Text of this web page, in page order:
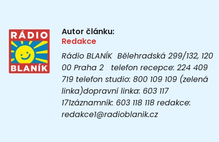
Autor článku:
Redakce
Rádio BLANÍK Bělehradská 299/132, 120
00 Praha 2 telefon recepce: 224 409
719 telefon studio: 800 109 109 (zelená
linka)dopravní linka: 603 117
171záznamník: 603 118 118 redakce:
redakce1@radioblanik.cz